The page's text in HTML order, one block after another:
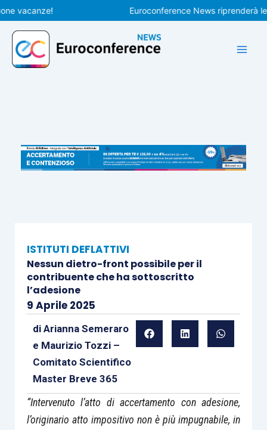
Vai
al
contenuto
Euroconference News riprenderà le
ISTITUTI DEFLATTIVI
Nessun dietro-front possibile per il
contribuente che ha sottoscritto
l’adesione
9 Aprile 2025
di Arianna Semeraro
e Maurizio Tozzi –
Comitato Scientifico
Master Breve 365
“Intervenuto l’atto di accertamento con adesione,
l’originario atto impositivo non è più impugnabile, in